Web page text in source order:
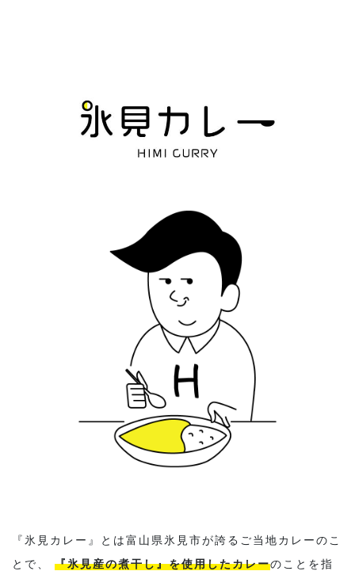
『氷見カレー』とは富山県氷見市が誇るご当地カレーのこ
とで、 『氷見産の煮干し』を使用したカレーのことを指